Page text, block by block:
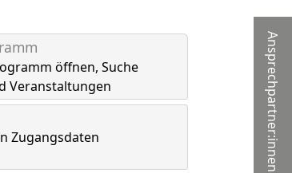
Ansprechpartner:innen
öffnen, Suche
Veranstaltungen
Zugangsdaten